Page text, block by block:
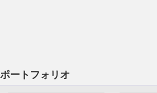
ポートフォリオ